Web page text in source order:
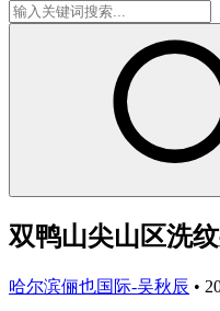
双鸭山尖山区洗
哈尔滨俪也国际-吴秋辰 •